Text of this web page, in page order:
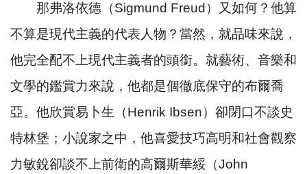
那弗洛依德（Sigmund Freud ）又如何？他算
不算是現代主義的代表人物？當然，就品味來說，
他完全配不上現代主義者的頭銜。就藝術、音樂和
文學的鑑賞力來說，他都是個徹底保守的布爾喬
亞。他欣賞易卜生（Henrik Ibsen）卻閉口不談史
特林堡；小說家之中，他喜愛技巧高明和社會觀察
力敏銳卻談不上前衛的高爾斯華綏（John